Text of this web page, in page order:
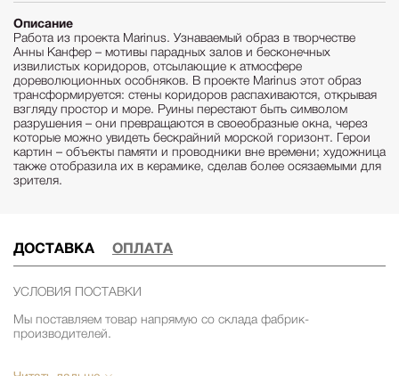
Описание
Работа из проекта Marinus. Узнаваемый образ в творчестве
Анны Канфер – мотивы парадных залов и бесконечных
извилистых коридоров, отсылающие к атмосфере
дореволюционных особняков. В проекте Marinus этот образ
трансформируется: стены коридоров распахиваются, открывая
взгляду простор и море. Руины перестают быть символом
разрушения – они превращаются в своеобразные окна, через
которые можно увидеть бескрайний морской горизонт. Герои
картин – объекты памяти и проводники вне времени; художница
также отобразила их в керамике, сделав более осязаемыми для
зрителя.
ДОСТАВКА ОПЛАТА
УСЛОВИЯ ПОСТАВКИ
Мы поставляем товар напрямую со склада фабрик-
производителей.